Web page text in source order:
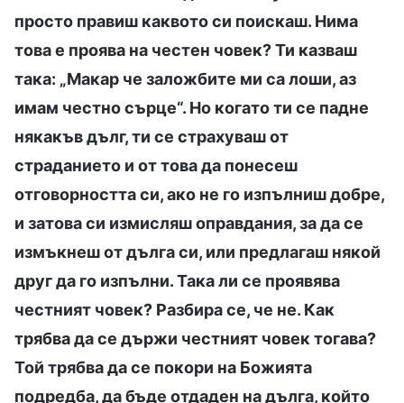
просто правиш каквото си поискаш. Нима
това е проява на честен човек? Ти казваш
така: „Макар че заложбите ми са лоши, аз
имам честно сърце“. Но когато ти се падне
някакъв дълг, ти се страхуваш от
страданието и от това да понесеш
отговорността си, ако не го изпълниш добре,
и затова си измисляш оправдания, за да се
измъкнеш от дълга си, или предлагаш някой
друг да го изпълни. Така ли се проявява
честният човек? Разбира се, че не. Как
трябва да се държи честният човек тогава?
Той трябва да се покори на Божията
подредба, да бъде отдаден на дълга, който